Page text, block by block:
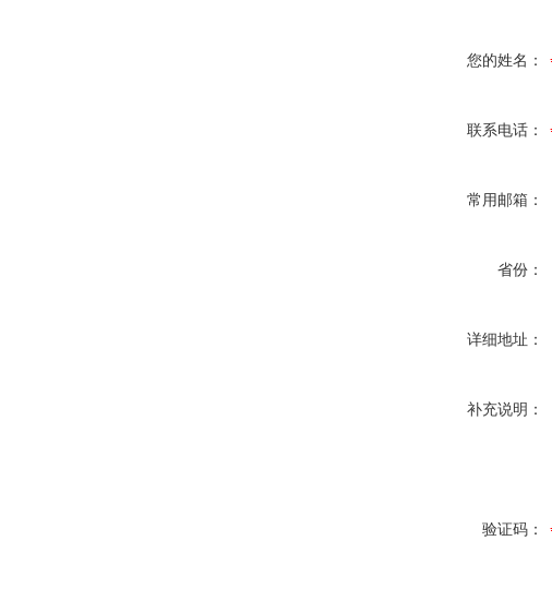
您的姓名：
联系电话：
常用邮箱：
省份：
详细地址：
补充说明：
验证码：